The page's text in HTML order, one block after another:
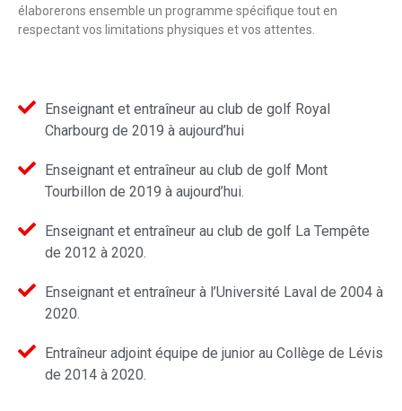
élaborerons ensemble un programme spécifique tout en
respectant vos limitations physiques et vos attentes.
Enseignant et entraîneur au club de golf Royal
Charbourg de 2019 à aujourd’hui
Enseignant et entraîneur au club de golf Mont
Tourbillon de 2019 à aujourd’hui.
Enseignant et entraîneur au club de golf La Tempête
de 2012 à 2020.
Enseignant et entraîneur à l’Université Laval de 2004 à
2020.
Entraîneur adjoint équipe de junior au Collège de Lévis
de 2014 à 2020.